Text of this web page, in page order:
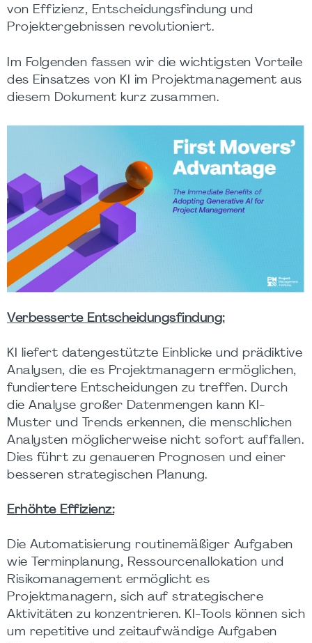
von Effizienz, Entscheidungsfindung und
Projektergebnissen revolutioniert.
Im Folgenden fassen wir die wichtigsten Vorteile
des Einsatzes von KI im Projektmanagement aus
diesem Dokument kurz zusammen.
Verbesserte Entscheidungsfindung:
KI liefert datengestützte Einblicke und prädiktive
Analysen, die es Projektmanagern ermöglichen,
fundiertere Entscheidungen zu treffen. Durch
die Analyse großer Datenmengen kann KI-
Muster und Trends erkennen, die menschlichen
Analysten möglicherweise nicht sofort auffallen.
Dies führt zu genaueren Prognosen und einer
besseren strategischen Planung.
Erhöhte Effizienz:
Die Automatisierung routinemäßiger Aufgaben
wie Terminplanung, Ressourcenallokation und
Risikomanagement ermöglicht es
Projektmanagern, sich auf strategischere
Aktivitäten zu konzentrieren. KI-Tools können sich
um repetitive und zeitaufwändige Aufgaben